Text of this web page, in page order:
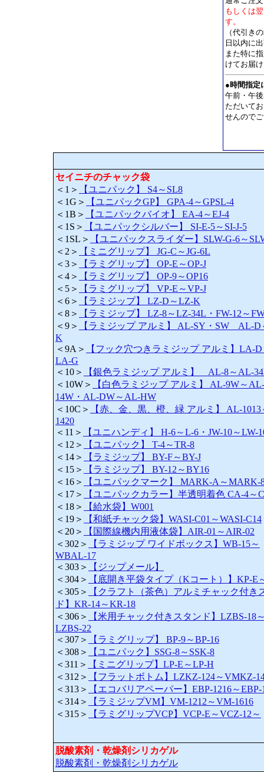
もしくは
す。
（代引き
日以内に
また特に
けてお届
●時間指定
午前・午
ただいて
せんので
セイニチのチャック袋
＜1＞
【ユニパック】 S4～SL8
＜1G＞
【ユニパックGP】 GPA-4～GPSL-4
＜1B＞
【ユニパックバイオ】 EA-4～EJ-4
＜1S＞
【ユニパックシルバー】 SI-E-5～SI-J-5
＜1SL＞
【ユニパックスライダー】SLW-G-6～
＜2＞
【ミニグリップ】 JG-C～JG-6L
＜3＞
【ラミグリップ】 OP-E～OP-J
＜4＞
【ラミグリップ】 OP-9～OP16
＜5＞
【ラミグリップ】 VP-E～VP-J
＜6＞
【ラミジップ】 LZ-D～LZ-K
＜8＞
【ラミジップ】 LZ-8～LZ-34L・FW-12～
＜9＞
【ラミジップ アルミ】 AL-SY・SW AL-D
K
＜9A＞
【フック穴つきラミジップ アルミ】LA-
LA-G
＜10＞
【銀色ラミジップ アルミ】 AL-8～AL-
＜10W＞
【白色ラミジップ アルミ】 AL-9W～AL-
14W・AL-DW～AL-HW
＜10C＞
【赤、金、黒、橙、緑 アルミ】 AL-
1420
＜11＞
【ユニハンディ】 H-6～L-6・JW-10～LW-
＜12＞
【ユニパック】 T-4～TR-8
＜14＞
【ラミジップ】 BY-F～BY-J
＜15＞
【ラミジップ】 BY-12～BY16
＜16＞
【ユニパックマーク】 MARK-A～MARK-
＜17＞
【ユニパックカラー】半透明着色 CA-4～
＜18＞
【給水袋】W001
＜19＞
【和紙チャック袋】WASI-C01～WASI-C14
＜20＞
【国際線機内用液体袋】AIR-01～AIR-02
＜302＞
【ラミジップ ワイドボックス】WB-15～
WBAL-17
＜303＞
【ジップメール】
＜304＞
【底開き平袋タイプ（Kコート）】KP-E
＜305＞
【クラフト（茶色）アルミチャック付き
ド】KR-14～KR-18
＜306＞
【米用チャック付きスタンド】LZBS-18
LZBS-22
＜307＞
【ラミグリップ】 BP-9～BP-16
＜308＞
【ユニパック】SSG-8～SSK-8
＜311＞
【ミニグリップ】LP-E～LP-H
＜312＞
【フラットボトム】LZKZ-124～VMKZ-
＜313＞
【エコバリアペーパー】EBP-1216～EBP-
＜314＞
【ラミジップVM】VM-1212～VM-1616
＜315＞
【ラミグリップVCP】VCP-E～VCZ-12～
脱酸素剤・乾燥剤シリカゲル
脱酸素剤・乾燥剤シリカゲル